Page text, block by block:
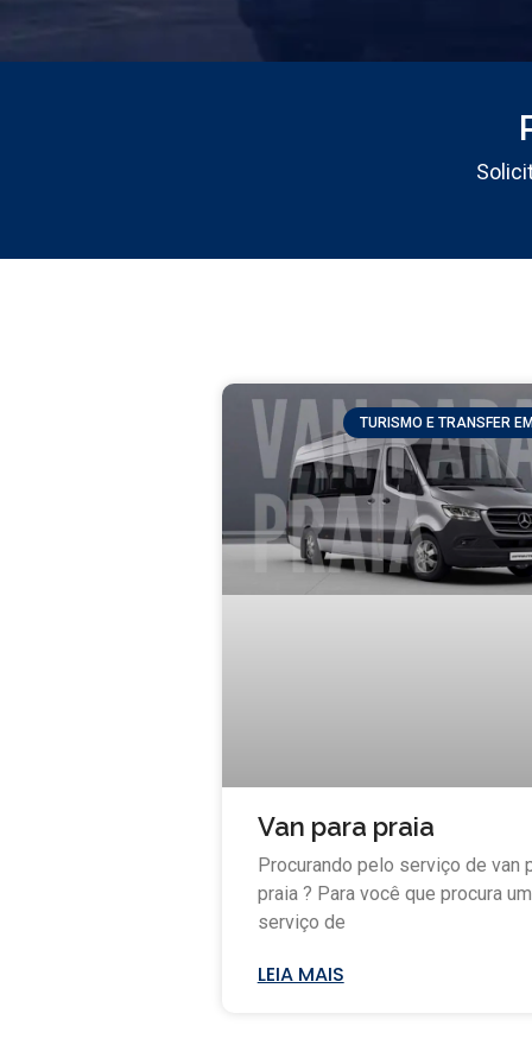
TURISMO E TRANSFER
Van para praia
Procurando pelo serviço de van
praia ? Para você que procura um
serviço de
LEIA MAIS